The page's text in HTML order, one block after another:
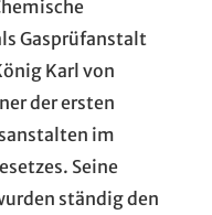
Gasprüfanstalt
Karl von
der ersten
im
Seine
ständig den